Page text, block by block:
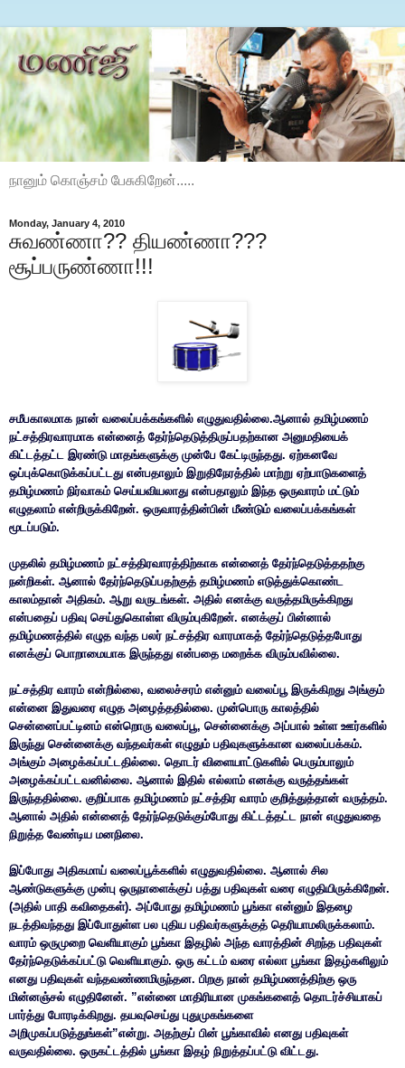
நானும் கொஞ்சம் பேசுகிறேன்.....
Monday, January 4, 2010
சுவண்ணா?? தியண்ணா???
சூப்பருண்ணா!!!
சமீபகாலமாக நான் வலைப்பக்கங்களில் எழுதுவதில்லை.ஆனால் தமிழ்மணம்
நட்சத்திரவாரமாக என்னைத் தேர்ந்தெடுத்திருப்பதற்கான அனுமதியைக்
கிட்டத்தட்ட இரண்டு மாதங்களுக்கு முன்பே கேட்டிருந்தது. ஏற்கனவே
ஒப்புக்கொடுக்கப்பட்டது என்பதாலும் இறுதிநேரத்தில் மாற்று ஏற்பாடுகளைத்
தமிழ்மணம் நிர்வாகம் செய்யவியலாது என்பதாலும் இந்த ஒருவாரம் மட்டும்
எழுதலாம் என்றிருக்கிறேன். ஒருவாரத்தின்பின் மீண்டும் வலைப்பக்கங்கள்
மூடப்படும்.
முதலில் தமிழ்மணம் நட்சத்திரவாரத்திற்காக என்னைத் தேர்ந்தெடுத்ததற்கு
நன்றிகள். ஆனால் தேர்ந்தெடுப்பதற்குத் தமிழ்மணம் எடுத்துக்கொண்ட
காலம்தான் அதிகம். ஆறு வருடங்கள். அதில் எனக்கு வருத்தமிருக்கிறது
என்பதைப் பதிவு செய்துகொள்ள விரும்புகிறேன். எனக்குப் பின்னால்
தமிழ்மணத்தில் எழுத வந்த பலர் நட்சத்திர வாரமாகத் தேர்ந்தெடுத்தபோது
எனக்குப் பொறாமையாக இருந்தது என்பதை மறைக்க விரும்பவில்லை.
நட்சத்திர வாரம் என்றில்லை, வலைச்சரம் என்னும் வலைப்பூ இருக்கிறது அங்கும்
என்னை இதுவரை எழுத அழைத்ததில்லை. முன்பொரு காலத்தில்
சென்னைப்பட்டினம் என்றொரு வலைப்பூ, சென்னைக்கு அப்பால் உள்ள ஊர்களில்
இருந்து சென்னைக்கு வந்தவர்கள் எழுதும் பதிவுகளுக்கான வலைப்பக்கம்.
அங்கும் அழைக்கப்பட்டதில்லை. தொடர் விளையாட்டுகளில் பெரும்பாலும்
அழைக்கப்பட்டவனில்லை. ஆனால் இதில் எல்லாம் எனக்கு வருத்தங்கள்
இருந்ததில்லை. குறிப்பாக தமிழ்மணம் நட்சத்திர வாரம் குறித்துத்தான் வருத்தம்.
ஆனால் அதில் என்னைத் தேர்ந்தெடுக்கும்போது கிட்டத்தட்ட நான் எழுதுவதை
நிறுத்த வேண்டிய மனநிலை.
இப்போது அதிகமாய் வலைப்பூக்களில் எழுதுவதில்லை. ஆனால் சில
ஆண்டுகளுக்கு முன்பு ஒருநாளைக்குப் பத்து பதிவுகள் வரை எழுதியிருக்கிறேன்.
(அதில் பாதி கவிதைகள்). அப்போது தமிழ்மணம் பூங்கா என்னும் இதழை
நடத்திவந்தது இப்போதுள்ள பல புதிய பதிவர்களுக்குத் தெரியாமலிருக்கலாம்.
வாரம் ஒருமுறை வெளியாகும் பூங்கா இதழில் அந்த வாரத்தின் சிறந்த பதிவுகள்
தேர்ந்தெடுக்கப்பட்டு வெளியாகும். ஒரு கட்டம் வரை எல்லா பூங்கா இதழ்களிலும்
எனது பதிவுகள் வந்தவண்ணமிருந்தன. பிறகு நான் தமிழ்மணத்திற்கு ஒரு
மின்னஞ்சல் எழுதினேன். ”என்னை மாதிரியான முகங்களைத் தொடர்ச்சியாகப்
பார்த்து போரடிக்கிறது. தயவுசெய்து புதுமுகங்களை
அறிமுகப்படுத்துங்கள்”என்று. அதற்குப் பின் பூங்காவில் எனது பதிவுகள்
வருவதில்லை. ஒருகட்டத்தில் பூங்கா இதழ் நிறுத்தப்பட்டு விட்டது.